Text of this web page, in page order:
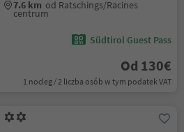
7.6 km od Ratschings/Racines
centrum
Südtirol Guest Pass
Od 130€
1 nocleg / 2 liczba osób w tym podatek VAT